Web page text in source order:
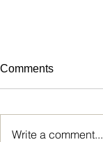
Comments
Write a comment...